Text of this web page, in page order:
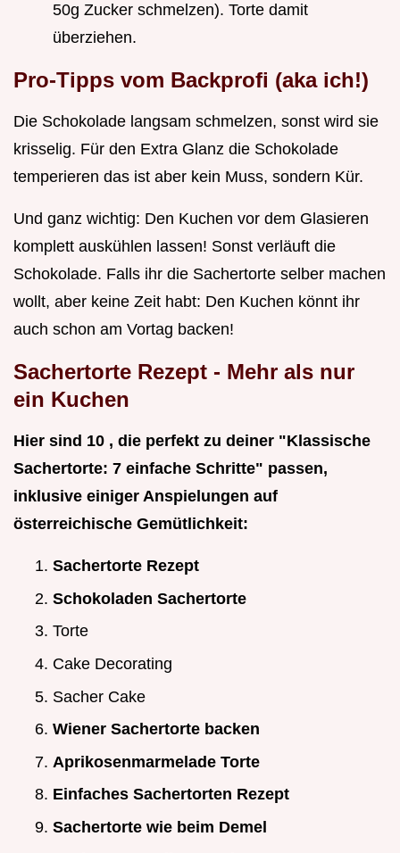
50g Zucker schmelzen). Torte damit
überziehen.
Pro-Tipps vom Backprofi (aka ich!)
Die Schokolade langsam schmelzen, sonst wird sie
krisselig. Für den Extra Glanz die Schokolade
temperieren das ist aber kein Muss, sondern Kür.
Und ganz wichtig: Den Kuchen vor dem Glasieren
komplett auskühlen lassen! Sonst verläuft die
Schokolade. Falls ihr die Sachertorte selber machen
wollt, aber keine Zeit habt: Den Kuchen könnt ihr
auch schon am Vortag backen!
Sachertorte Rezept - Mehr als nur
ein Kuchen
Hier sind 10 , die perfekt zu deiner "Klassische
Sachertorte: 7 einfache Schritte" passen,
inklusive einiger Anspielungen auf
österreichische Gemütlichkeit:
Sachertorte Rezept
Schokoladen Sachertorte
Torte
Cake Decorating
Sacher Cake
Wiener Sachertorte backen
Aprikosenmarmelade Torte
Einfaches Sachertorten Rezept
Sachertorte wie beim Demel